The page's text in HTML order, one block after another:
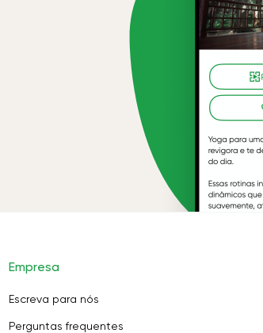
Empresa
Escreva para nós
Perguntas frequentes